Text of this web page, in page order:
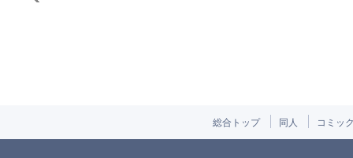
総合トップ 同人 コミッ